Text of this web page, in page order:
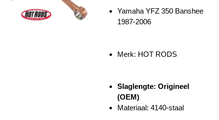
Yamaha YFZ 350 Banshee
1987-2006
Merk: HOT RODS
Slaglengte: Origineel
(OEM)
Materiaal: 4140-staal